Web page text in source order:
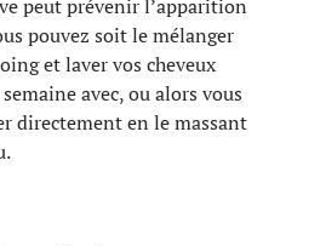
peut prévenir l’apparition
pouvez soit le mélanger
et laver vos cheveux
avec, ou alors vous
directement en le massant